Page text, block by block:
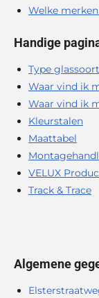
Welke
Handige
Type
Waar vind ik
Waar vind ik
Kleurstalen
Maattabel
VELUX
Track & Trace
Algemene